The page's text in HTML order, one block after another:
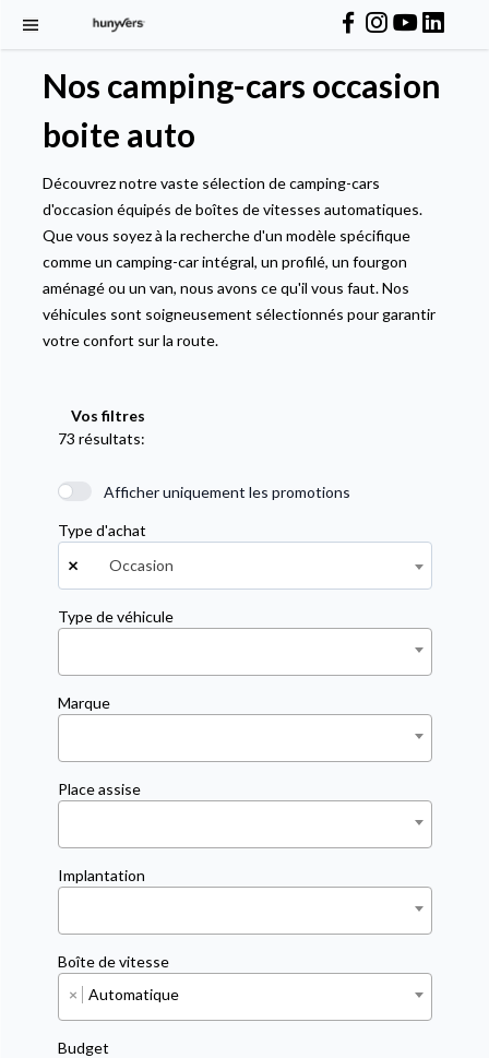
Nos camping-cars occasion
boite auto
Découvrez notre vaste sélection de camping-cars
d'occasion équipés de boîtes de vitesses automatiques.
Que vous soyez à la recherche d'un modèle spécifique
comme un camping-car intégral, un profilé, un fourgon
aménagé ou un van, nous avons ce qu'il vous faut. Nos
véhicules sont soigneusement sélectionnés pour garantir
votre confort sur la route.
Vos filtres
73 résultats:
Afficher uniquement les promotions
Type d'achat
× Occasion
Type de véhicule
Marque
Place assise
Implantation
Boîte de vitesse
×
Automatique
Budget